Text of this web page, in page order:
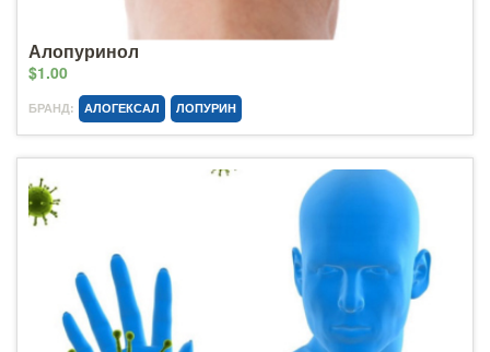
Алопуринол
$1.00
БРАНД: АЛОГЕКСАЛ ЛОПУРИН